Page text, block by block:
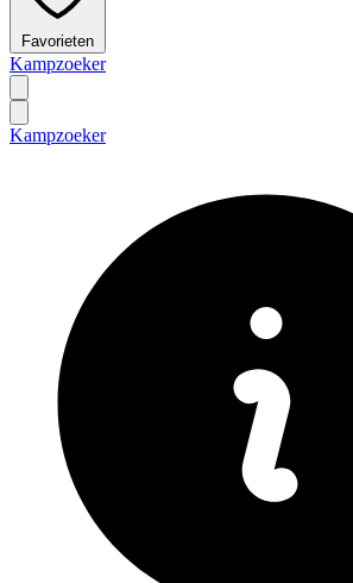
Favorieten
Kampzoeker
Kampzoeker